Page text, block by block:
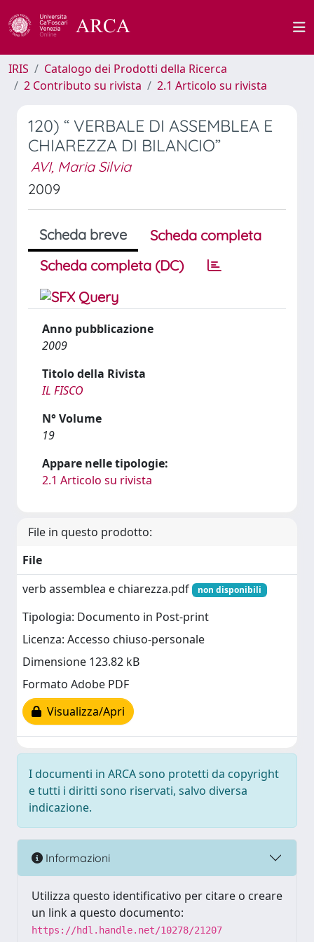
IRIS
Catalogo dei Prodotti della Ricerca
2 Contributo su rivista
2.1 Articolo su rivista
120) “ VERBALE DI ASSEMBLEA E
CHIAREZZA DI BILANCIO”
AVI, Maria Silvia
2009
Scheda breve
Scheda completa
Scheda completa (DC)
Anno pubblicazione
2009
Titolo della Rivista
IL FISCO
N° Volume
19
Appare nelle tipologie:
2.1 Articolo su rivista
File in questo prodotto:
File
verb assemblea e chiarezza.pdf
non disponibili
Tipologia: Documento in Post-print
Licenza: Accesso chiuso-personale
Dimensione 123.82 kB
Formato Adobe PDF
Visualizza/Apri
I documenti in ARCA sono protetti da copyright
e tutti i diritti sono riservati, salvo diversa
indicazione.
Informazioni
Utilizza questo identificativo per citare o creare
un link a questo documento:
https://hdl.handle.net/10278/21207